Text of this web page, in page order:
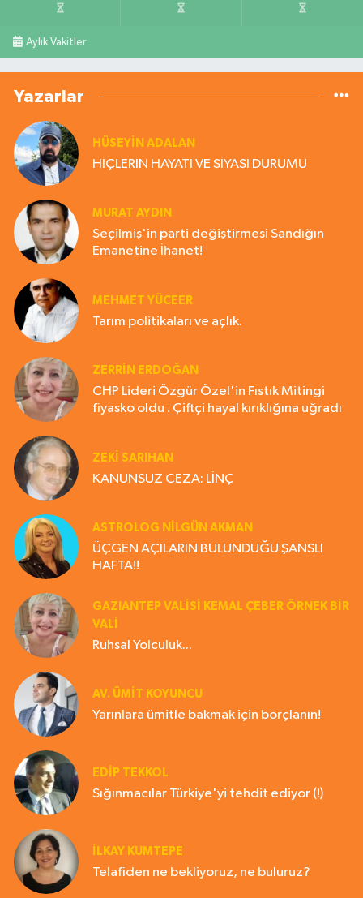
Aylık Vakitler
Yazarlar
HÜSEYIN ADALAN
HİÇLERİN HAYATI VE SİYASİ DURUMU
MURAT AYDIN
Seçilmiş'in parti değiştirmesi Sandığın
Emanetine İhanet!
MEHMET YÜCEER
Tarım politikaları ve açlık.
ZERRIN ERDOĞAN
CHP Lideri Özgür Özel'in Fıstık Mitingi
fiyasko oldu . Çiftçi hayal kırıklığına uğradı
ZEKI SARIHAN
KANUNSUZ CEZA: LİNÇ
ASTROLOG NILGÜN AKMAN
ÜÇGEN AÇILARIN BULUNDUĞU ŞANSLI
HAFTA!!
GAZIANTEP VALISI KEMAL ÇEBER ÖRNEK BİR
VALİ
Ruhsal Yolculuk...
AV. ÜMIT KOYUNCU
Yarınlara ümitle bakmak için borçlanın!
EDIP TEKKOL
Sığınmacılar Türkiye'yi tehdit ediyor (!)
İLKAY KUMTEPE
Telafiden ne bekliyoruz, ne buluruz?